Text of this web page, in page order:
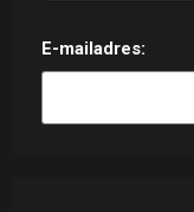
E-mailadres: